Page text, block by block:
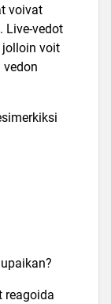
voivat
Live-vedot
jolloin voit
reagoida